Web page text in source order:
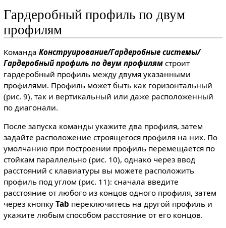
Гардеробный профиль по двум
профилям
Команда Конструирование/Гардеробные системы/
Гардеробный профиль по двум профилямстроит
гардеробный профиль между двумя указанными
профилями. Профиль может быть как горизонтальный
(рис. 9), так и вертикальный или даже расположенный
по диагонали.
После запуска команды укажите два профиля, затем
задайте расположение строящегося профиля на них. По
умолчанию при построении профиль перемещается по
стойкам параллельно (рис. 10), однако через ввод
расстояний с клавиатуры вы можете расположить
профиль под углом (рис. 11): сначала введите
расстояние от любого из концов одного профиля, затем
через кнопку Tab переключитесь на другой профиль и
укажите любым способом расстояние от его концов.